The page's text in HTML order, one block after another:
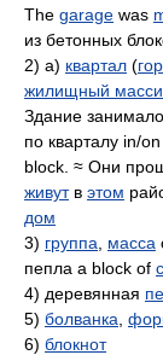
The garage was
из бетонных
2) а) квартал (
жилищный
Здание занимало
по кварталу in/
block. ≈ Они
живутв этом
дом
3) группа масса
пепла a block of
4) деревянная
5) болванка
6) блокнот